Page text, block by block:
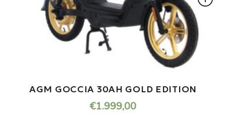
AGM GOCCIA 30AH GOLD EDITION
€1.999,00